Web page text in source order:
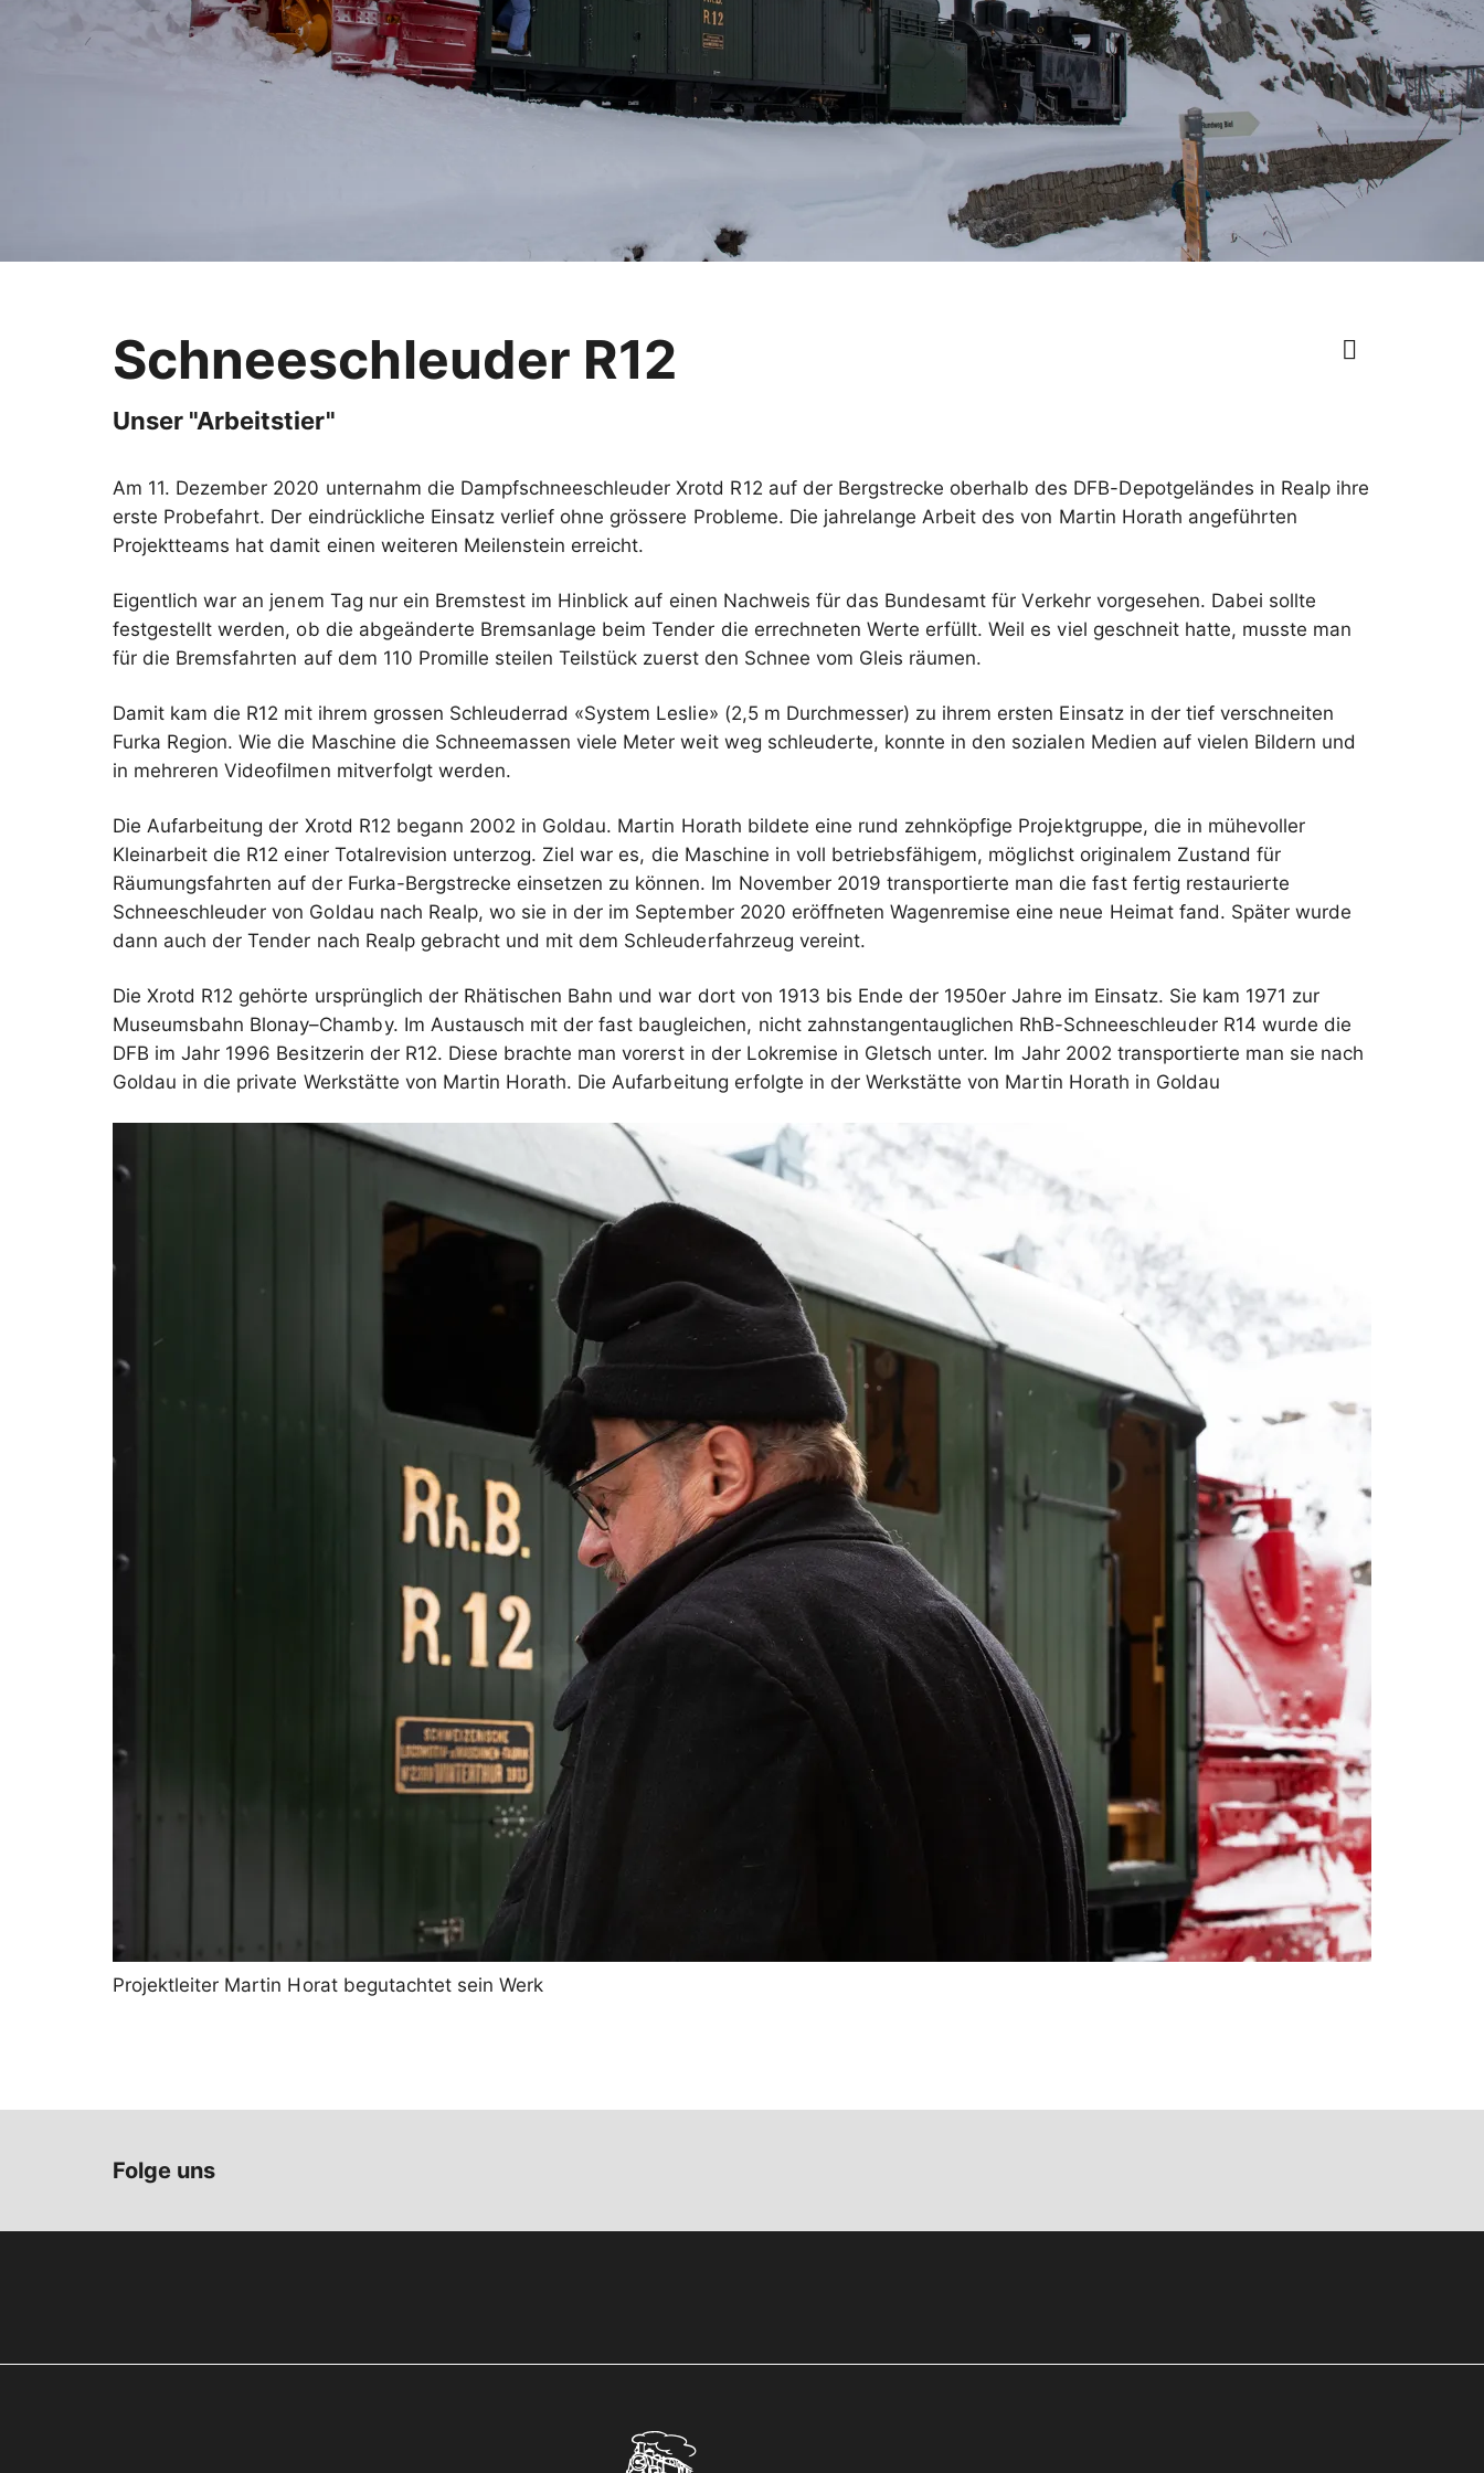
Schneeschleuder R12
Unser "Arbeitstier"
Am 11. Dezember 2020 unternahm die Dampfschneeschleuder Xrotd R12 auf der Bergstrecke oberhalb des DFB-Depotgeländes in Realp ihre
erste Probefahrt. Der eindrückliche Einsatz verlief ohne grössere Probleme. Die jahrelange Arbeit des von Martin Horath angeführten
Projektteams hat damit einen weiteren Meilenstein erreicht.
Eigentlich war an jenem Tag nur ein Bremstest im Hinblick auf einen Nachweis für das Bundesamt für Verkehr vorgesehen. Dabei sollte
festgestellt werden, ob die abgeänderte Bremsanlage beim Tender die errechneten Werte erfüllt. Weil es viel geschneit hatte, musste man
für die Bremsfahrten auf dem 110 Promille steilen Teilstück zuerst den Schnee vom Gleis räumen.
Damit kam die R12 mit ihrem grossen Schleuderrad «System Leslie» (2,5 m Durchmesser) zu ihrem ersten Einsatz in der tief verschneiten
Furka Region. Wie die Maschine die Schneemassen viele Meter weit weg schleuderte, konnte in den sozialen Medien auf vielen Bildern und
in mehreren Videofilmen mitverfolgt werden.
Die Aufarbeitung der Xrotd R12 begann 2002 in Goldau. Martin Horath bildete eine rund zehnköpfige Projektgruppe, die in mühevoller
Kleinarbeit die R12 einer Totalrevision unterzog. Ziel war es, die Maschine in voll betriebsfähigem, möglichst originalem Zustand für
Räumungsfahrten auf der Furka-Bergstrecke einsetzen zu können. Im November 2019 transportierte man die fast fertig restaurierte
Schneeschleuder von Goldau nach Realp, wo sie in der im September 2020 eröffneten Wagenremise eine neue Heimat fand. Später wurde
dann auch der Tender nach Realp gebracht und mit dem Schleuderfahrzeug vereint.
Die Xrotd R12 gehörte ursprünglich der Rhätischen Bahn und war dort von 1913 bis Ende der 1950er Jahre im Einsatz. Sie kam 1971 zur
Museumsbahn Blonay–Chamby. Im Austausch mit der fast baugleichen, nicht zahnstangentauglichen RhB-Schneeschleuder R14 wurde die
DFB im Jahr 1996 Besitzerin der R12. Diese brachte man vorerst in der Lokremise in Gletsch unter. Im Jahr 2002 transportierte man sie nach
Goldau in die private Werkstätte von Martin Horath. Die Aufarbeitung erfolgte in der Werkstätte von Martin Horath in Goldau
Projektleiter Martin Horat begutachtet sein Werk
Folge uns